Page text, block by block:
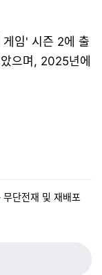
임' 시즌 2에 출
으며, 2025년에
무단전재 및 재배포